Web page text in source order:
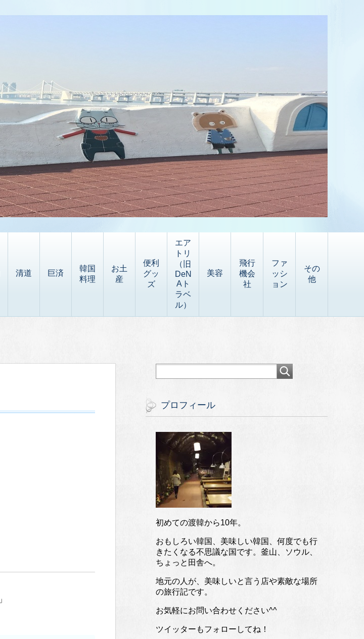
清道 巨済
韓国
料理
お土
産
便利
グッ
ズ
エア
トリ
（旧
DeN
Aト
ラベ
ル）
美容
飛行
機会
社
ファ
ッシ
ョン
その
他
」
プロフィール
初めての渡韓から10年。
おもしろい韓国、美味しい韓国、何度でも行
きたくなる不思議な国です。釜山、ソウル、
ちょっと田舎へ。
地元の人が、美味しいと言う店や素敵な場所
の旅行記です。
お気軽にお問い合わせください^^
ツイッターもフォローしてね！